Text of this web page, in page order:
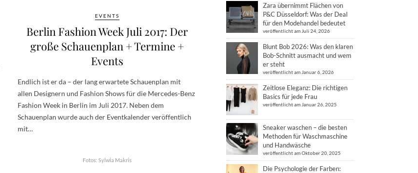
EVENTS
Berlin Fashion Week Juli 2017: Der
große Schauenplan + Termine +
Events
Endlich ist er da – der lang erwartete Schauenplan mit
allen Designern und Fashion Shows für die Mercedes-Benz
Fashion Week in Berlin im Juli 2017. Neben dem
Schauenplan wurde auch der Eventkalender veröffentlich
mit…
Fotos: Sylwia Makris
Zara übernimmt Flächen von
P&C Düsseldorf: Was der Deal
für den Modehandel bedeutet
veröffentlicht am Juli 24, 2026
Blunt Bob 2026: Was den klaren
Bob-Schnitt ausmacht und wem
er steht
veröffentlicht am Januar 6, 2026
Zeitlose Eleganz: Die richtigen
Basics für jede Frau
veröffentlicht am Januar 26, 2025
Sneaker waschen – die besten
Methoden für Waschmaschine
und Handwäsche
veröffentlicht am Oktober 20, 2025
Die Psychologie der Farben: